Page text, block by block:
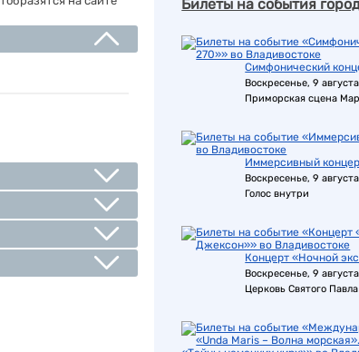
Билеты на события
Симфонический
Воскресенье, 9
Приморская сцена
Иммерсивный
Воскресенье, 9
Голос внутри
Концерт «Ночной
Воскресенье, 9
Церковь Святого Павла